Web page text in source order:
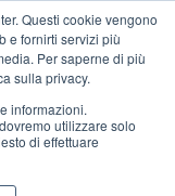
Questi cookie vengono
e fornirti servizi più
Per saperne di più
sulla privacy.
informazioni.
utilizzare solo
di effettuare